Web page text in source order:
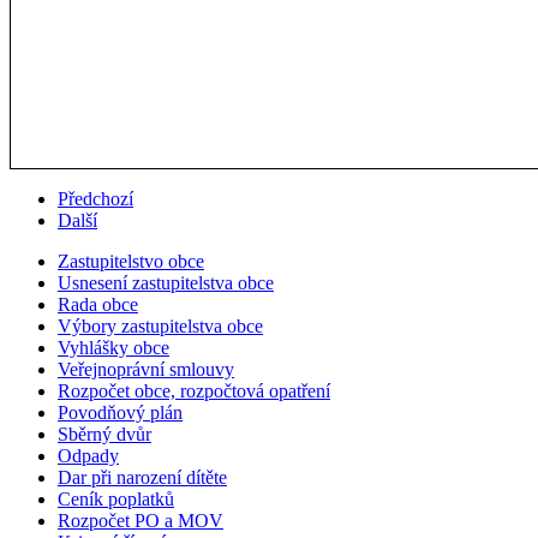
Předchozí
Další
Zastupitelstvo obce
Usnesení zastupitelstva obce
Rada obce
Výbory zastupitelstva obce
Vyhlášky obce
Veřejnoprávní smlouvy
Rozpočet obce, rozpočtová opatření
Povodňový plán
Sběrný dvůr
Odpady
Dar při narození dítěte
Ceník poplatků
Rozpočet PO a MOV